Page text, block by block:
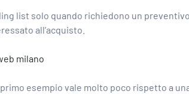
list solo quando richiedono un
all’acquisto.
milano
esempio vale molto poco rispetto a